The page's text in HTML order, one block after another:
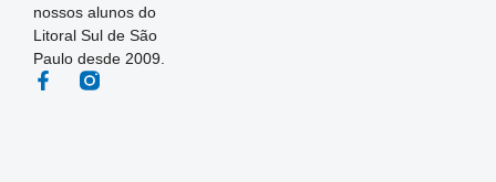
nossos alunos do
Litoral Sul de São
Paulo desde 2009.